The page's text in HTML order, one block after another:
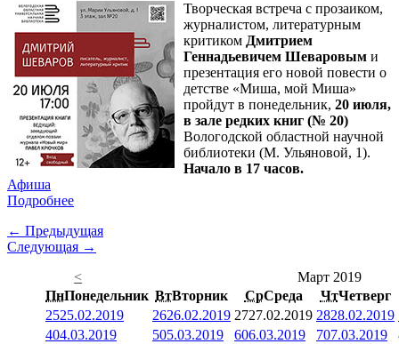
Творческая встреча с прозаиком,
журналистом, литературным
критиком Дмитрием
Геннадьевичем Шеваровым и
презентация его новой повести о
детстве «Миша, мой Миша»
пройдут в понедельник, 20 июля,
в зале редких книг (№ 20)
Вологодской областной научной
библиотеки (М. Ульяновой, 1).
Начало в 17 часов.
Афиша
Подробнее
← Предыдущая
Следующая →
<
Март 2019
ПнПонедельник ВтВторник СрСреда ЧтЧетверг
2525.02.2019 2626.02.2019 2727.02.2019 2828.02.2019
404.03.2019 505.03.2019 606.03.2019 707.03.2019